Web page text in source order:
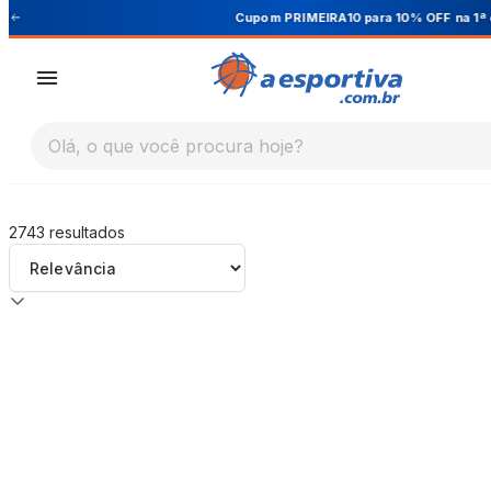
A Esportiva Cupom PRIMEIRA10 para 10% OFF na 1ª compra
Olá, o que você procura hoje?
2743 resultados